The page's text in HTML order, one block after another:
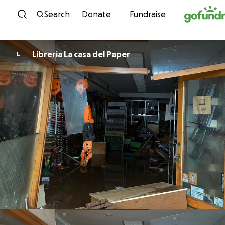
Skip to content
Search Donate Fundraise
L Libreria La casa del Paper